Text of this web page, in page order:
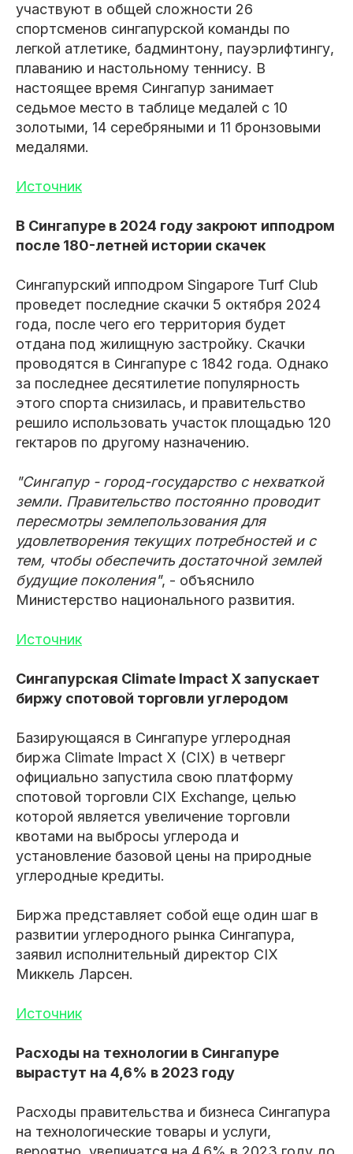
участвуют в общей сложности 26
спортсменов сингапурской команды по
легкой атлетике, бадминтону, пауэрлифтингу,
плаванию и настольному теннису. В
настоящее время Сингапур занимает
седьмое место в таблице медалей с 10
золотыми, 14 серебряными и 11 бронзовыми
медалями.
Источник
В Сингапуре в 2024 году закроют ипподром
после 180-летней истории скачек
Сингапурский ипподром Singapore Turf Club
проведет последние скачки 5 октября 2024
года, после чего его территория будет
отдана под жилищную застройку. Скачки
проводятся в Сингапуре с 1842 года. Однако
за последнее десятилетие популярность
этого спорта снизилась, и правительство
решило использовать участок площадью 120
гектаров по другому назначению.
"Сингапур - город-государство с нехваткой
земли. Правительство постоянно проводит
пересмотры землепользования для
удовлетворения текущих потребностей и с
тем, чтобы обеспечить достаточной землей
будущие поколения", - объяснило
Министерство национального развития.
Источник
Сингапурская Climate Impact X запускает
биржу спотовой торговли углеродом
Базирующаяся в Сингапуре углеродная
биржа Climate Impact X (CIX) в четверг
официально запустила свою платформу
спотовой торговли CIX Exchange, целью
которой является увеличение торговли
квотами на выбросы углерода и
установление базовой цены на природные
углеродные кредиты.
Биржа представляет собой еще один шаг в
развитии углеродного рынка Сингапура,
заявил исполнительный директор CIX
Миккель Ларсен.
Источник
Расходы на технологии в Сингапуре
вырастут на 4,6% в 2023 году
Расходы правительства и бизнеса Сингапура
на технологические товары и услуги,